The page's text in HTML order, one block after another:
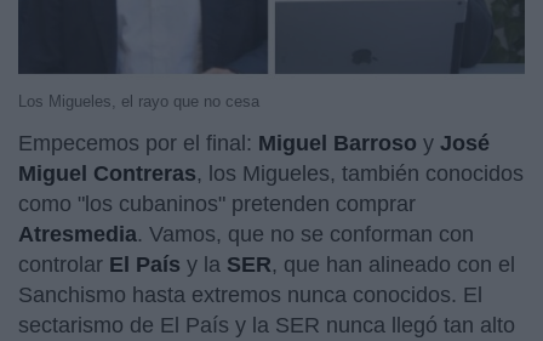
Los Migueles, el rayo que no cesa
Empecemos por el final: Miguel Barroso y José
Miguel Contreras, los Migueles, también conocidos
como "los cubaninos" pretenden comprar
Atresmedia. Vamos, que no se conforman con
controlar El País y la SER, que han alineado con el
Sanchismo hasta extremos nunca conocidos. El
sectarismo de El País y la SER nunca llegó tan alto